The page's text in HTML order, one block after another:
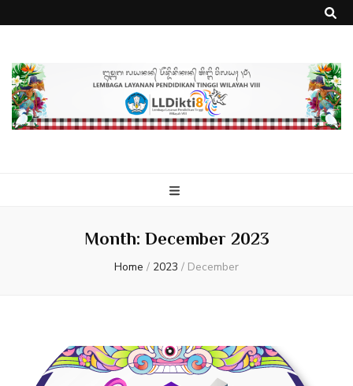
Month: December 2023
Home / 2023 / December